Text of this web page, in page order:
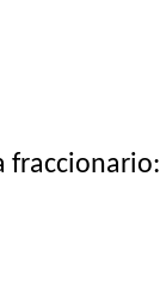
fraccionario: